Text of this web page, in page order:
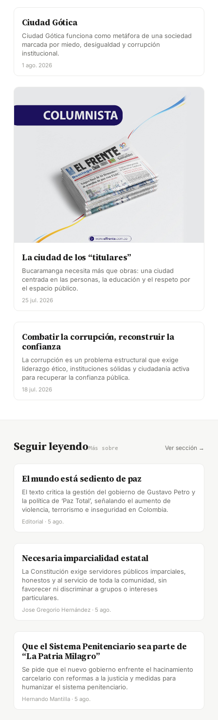
Ciudad Gótica
Ciudad Gótica funciona como metáfora de una sociedad
marcada por miedo, desigualdad y corrupción
institucional.
1 ago. 2026
La ciudad de los “titulares”
Bucaramanga necesita más que obras: una ciudad
centrada en las personas, la educación y el respeto por
el espacio público.
25 jul. 2026
Combatir la corrupción, reconstruir la
confianza
La corrupción es un problema estructural que exige
liderazgo ético, instituciones sólidas y ciudadanía activa
para recuperar la confianza pública.
18 jul. 2026
Seguir leyendoMás sobre Ver sección →
El mundo está sediento de paz
El texto critica la gestión del gobierno de Gustavo Petro y
la política de ‘Paz Total’, señalando el aumento de
violencia, terrorismo e inseguridad en Colombia.
Editorial · 5 ago.
Necesaria imparcialidad estatal
La Constitución exige servidores públicos imparciales,
honestos y al servicio de toda la comunidad, sin
favorecer ni discriminar a grupos o intereses
particulares.
Jose Gregorio Hernández · 5 ago.
Que el Sistema Penitenciario sea parte de
“La Patria Milagro”
Se pide que el nuevo gobierno enfrente el hacinamiento
carcelario con reformas a la justicia y medidas para
humanizar el sistema penitenciario.
Hernando Mantilla · 5 ago.